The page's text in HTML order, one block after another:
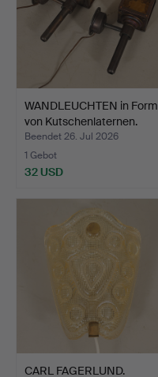
WANDLEUCHTEN in Form
von Kutschenlaternen.
Beendet 26. Jul 2026
1 Gebot
32 USD
CARL FAGERLUND.